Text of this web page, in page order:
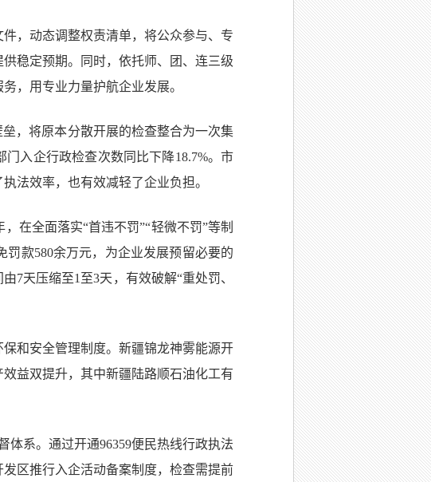
，动态调整权责清单，将公众参与、专
稳定预期。同时，依托师、团、连三级
，用专业力量护航企业发展。
，将原本分散开展的检查整合为一次集
入企行政检查次数同比下降18.7%。市
法效率，也有效减轻了企业负担。
在全面落实“首违不罚”“轻微不罚”等制
罚款580余万元，为企业发展预留必要的
7天压缩至1至3天，有效破解“重处罚、
和安全管理制度。新疆锦龙神雾能源开
益双提升，其中新疆陆路顺石油化工有
体系。通过开通96359便民热线行政执法
区推行入企活动备案制度，检查需提前